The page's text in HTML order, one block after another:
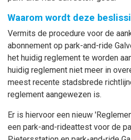
Waarom wordt deze
Vermits de procedure voor de
abonnement op park-and-ride
het huidig reglement te worden
huidig reglement niet meer in
meest recente stadsbrede
reglement aangewezen is.
Er is hiervoor een nieuw
een park-and-rideattest voor de